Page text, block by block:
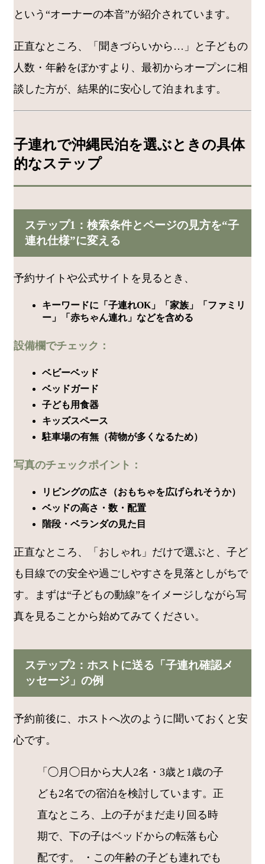
という“オーナーの本音”が紹介されています。
正直なところ、「聞きづらいから…」と子どもの
人数・年齢をぼかすより、最初からオープンに相
談した方が、結果的に安心して泊まれます。
子連れで沖縄民泊を選ぶときの具体
的なステップ
ステップ1：検索条件とページの見方を“子
連れ仕様”に変える
予約サイトや公式サイトを見るとき、
キーワードに「子連れOK」「家族」「ファミリ
ー」「赤ちゃん連れ」などを含める
設備欄でチェック：
ベビーベッド
ベッドガード
子ども用食器
キッズスペース
駐車場の有無（荷物が多くなるため）
写真のチェックポイント：
リビングの広さ（おもちゃを広げられそうか）
ベッドの高さ・数・配置
階段・ベランダの見た目
正直なところ、「おしゃれ」だけで選ぶと、子ど
も目線での安全や過ごしやすさを見落としがちで
す。まずは“子どもの動線”をイメージしながら写
真を見ることから始めてみてください。
ステップ2：ホストに送る「子連れ確認メ
ッセージ」の例
予約前後に、ホストへ次のように聞いておくと安
心です。
「◯月◯日から大人2名・3歳と1歳の子
ども2名での宿泊を検討しています。正
直なところ、上の子がまだ走り回る時
期で、下の子はベッドからの転落も心
配です。 ・この年齢の子ども連れでも